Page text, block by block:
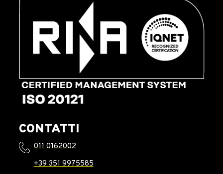
CONTATTI
011 0162002
+39 351 9975585